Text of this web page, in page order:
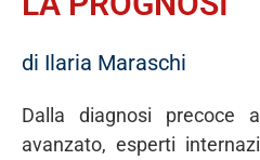
di Ilaria Maraschi
Dalla diagnosi precoce
avanzato, esperti